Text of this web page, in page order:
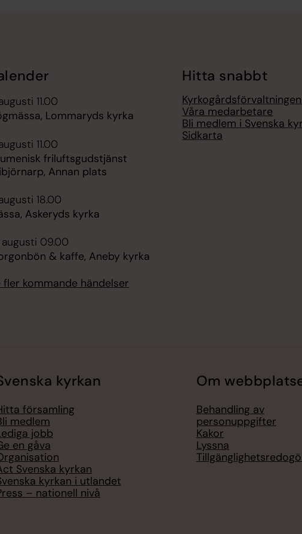
11.00
Lommaryds kyrka
11.00
friluftsgudstjänst
Annan plats
18.00
Askeryds kyrka
augusti 09.00
& kaffe, Aneby kyrka
fler kommande händelser
Hitta snabbt
Kyrkogårdsförvaltningen
Våra medarbetare
Bli medlem i Svenska
Sidkarta
kyrkan
församling
medlem
jobb
en gåva
Svenska kyrkan
kyrkan i utlandet
– nationell nivå
Om
Behandling av
personuppgifter
Kakor
Lyssna